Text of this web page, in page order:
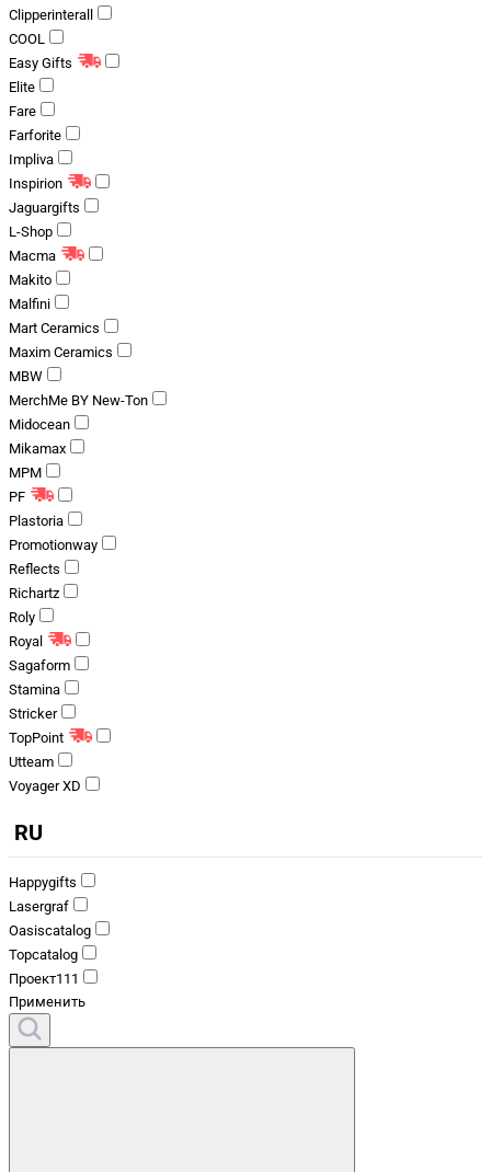
Clipperinterall
COOL
Easy Gifts
Elite
Fare
Farforite
Impliva
Inspirion
Jaguargifts
L-Shop
Macma
Makito
Malfini
Mart Ceramics
Maxim Ceramics
MBW
MerchMe BY New-Ton
Midocean
Mikamax
MPM
PF
Plastoria
Promotionway
Reflects
Richartz
Roly
Royal
Sagaform
Stamina
Stricker
TopPoint
Utteam
Voyager XD
RU
Happygifts
Lasergraf
Oasiscatalog
Topcatalog
Проект111
Применить